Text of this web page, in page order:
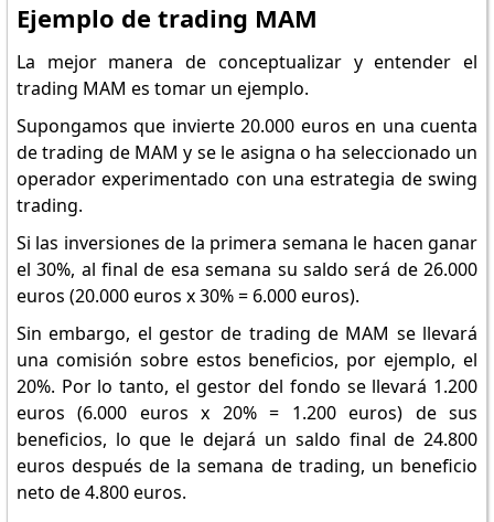
Ejemplo de trading MAM
La mejor manera de conceptualizar y entender el
trading MAM es tomar un ejemplo.
Supongamos que invierte 20.000 euros en una cuenta
de trading de MAM y se le asigna o ha seleccionado un
operador experimentado con una estrategia de swing
trading.
Si las inversiones de la primera semana le hacen ganar
el 30%, al final de esa semana su saldo será de 26.000
euros (20.000 euros x 30% = 6.000 euros).
Sin embargo, el gestor de trading de MAM se llevará
una comisión sobre estos beneficios, por ejemplo, el
20%. Por lo tanto, el gestor del fondo se llevará 1.200
euros (6.000 euros x 20% = 1.200 euros) de sus
beneficios, lo que le dejará un saldo final de 24.800
euros después de la semana de trading, un beneficio
neto de 4.800 euros.